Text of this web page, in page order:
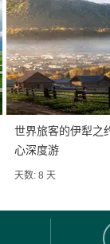
世界旅客的伊犁之
心深度游
天数: 8 天